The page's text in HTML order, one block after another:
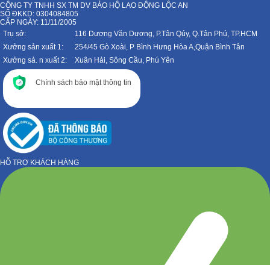
CÔNG TY TNHH SX TM DV BẢO HỘ LAO ĐỘNG LỘC AN
SỐ ĐKKD: 0304084805
CẤP NGÀY: 11/11/2005
Trụ sở:
116 Dương Văn Dương, P.Tân Qúy, Q.Tân Phú, TP.HCM
Xưởng sản xuất 1:
254/45 Gò Xoài, P Bình Hưng Hòa A,Quận Bình Tân
Xưởng sả. n xuất 2:
Xuân Hải, Sông Cầu, Phú Yên
Chính sách bảo mật thông tin
HỖ TRỢ KHÁCH HÀNG